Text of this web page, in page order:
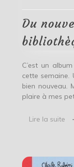
Du
C’est un
cette semaine.
bien nouveau.
plaire à mes
Lire la suite